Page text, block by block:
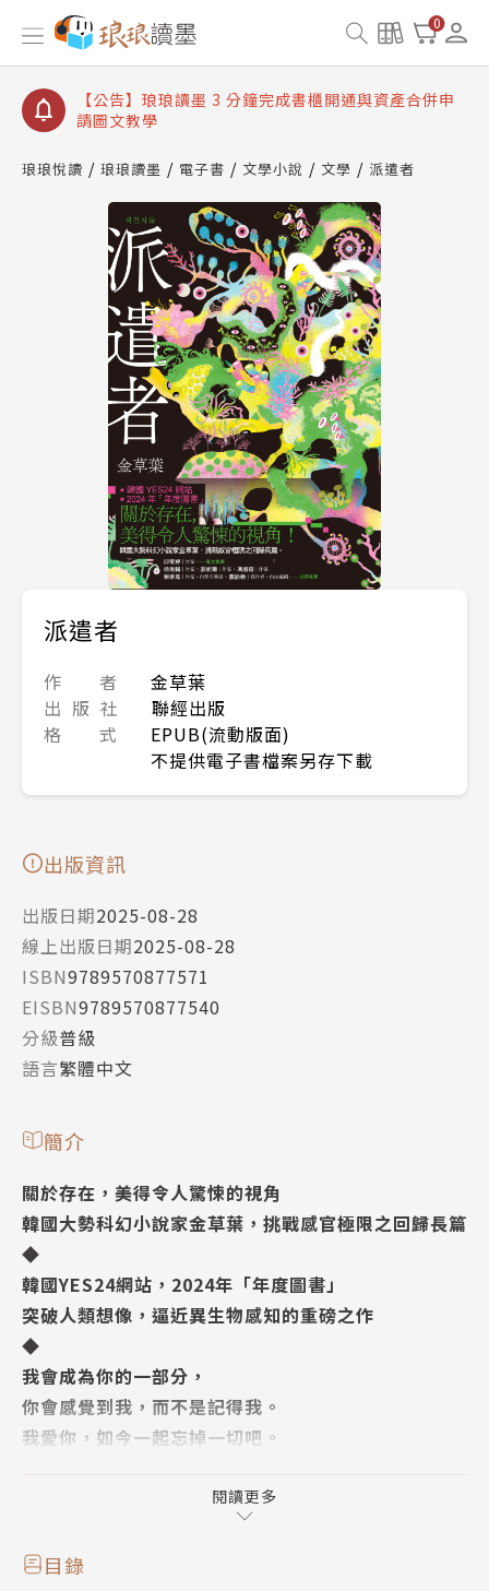
0
【公告】琅琅讀墨數位閱讀資產合併與書櫃開通申請
【公告】琅琅讀墨書櫃開通常見問題
【公告】琅琅讀墨 3 分鐘完成書櫃開通與資產合併申
請圖文教學
查詢
【公告】琅琅讀墨數位閱讀資產合併與書櫃開通申請
琅琅悅讀 琅琅讀墨 電子書 文學小說 文學 派遣者
派遣者
作 者
金草葉
出 版 社
聯經出版
格 式
EPUB(流動版面)
不提供電子書檔案另存下載
出版資訊
出版日期2025-08-28
線上出版日期2025-08-28
ISBN9789570877571
EISBN9789570877540
分級普級
語言繁體中文
簡介
關於存在，美得令人驚悚的視角
韓國大勢科幻小說家金草葉，挑戰感官極限之回歸長篇
◆
韓國YES24網站，2024年「年度圖書」
突破人類想像，逼近異生物感知的重磅之作
◆
我會成為你的一部分，
你會感覺到我，而不是記得我。
我愛你，如今一起忘掉一切吧。
在未來的某個年代，地球淪陷於名為「泛濫體」的外星
生物手中。這些變異的生命體，外觀如同螢光蕈類，讓
城市瀰漫一股詭譎之美。色彩斑斕的世界，每一處都像
閱讀更多
目錄